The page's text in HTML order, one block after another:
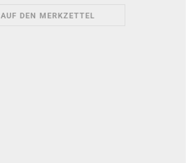
AUF DEN MERKZETTEL